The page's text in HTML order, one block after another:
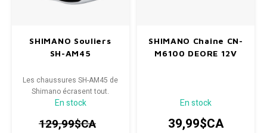
SHIMANO Souliers
SH-AM45
Les chaussures SH-AM45 de
Shimano écrasent tout.
En stock
129,99$CA
SHIMANO Chaine CN-
M6100 DEORE 12V
En stock
39,99$CA